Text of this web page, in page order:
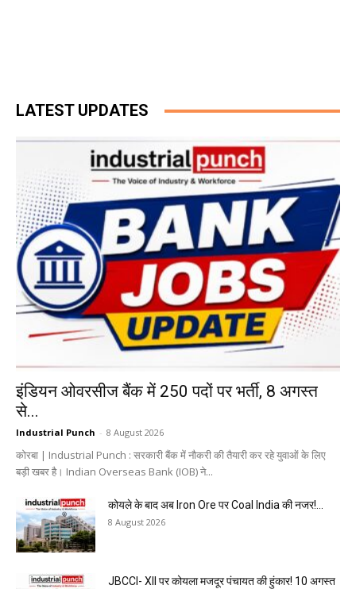
LATEST UPDATES
इंडियन ओवरसीज बैंक में 250 पदों पर भर्ती, 8 अगस्त
से...
Industrial Punch - 8 August 2026
कोरबा | Industrial Punch : सरकारी बैंक में नौकरी की तैयारी कर रहे युवाओं के लिए
बड़ी खबर है। Indian Overseas Bank (IOB) ने...
कोयले के बाद अब Iron Ore पर Coal India की नजर!...
8 August 2026
JBCCI- XII पर कोयला मजदूर पंचायत की हुंकार! 10 अगस्त